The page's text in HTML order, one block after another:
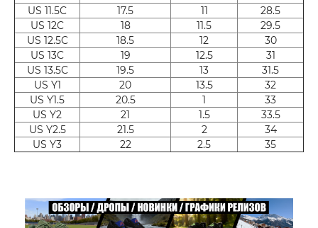
US 11.5C
17.5 11
28.5
US 12C
18 11.5
29.5
US 12.5C
18.5 12
30
US 13C
19 12.5
31
US 13.5C
19.5 13
31.5
US Y1
20 13.5
32
US Y1.5
20.5 1
33
US Y2
21 1.5
33.5
US Y2.5
21.5 2
34
US Y3
22 2.5 35